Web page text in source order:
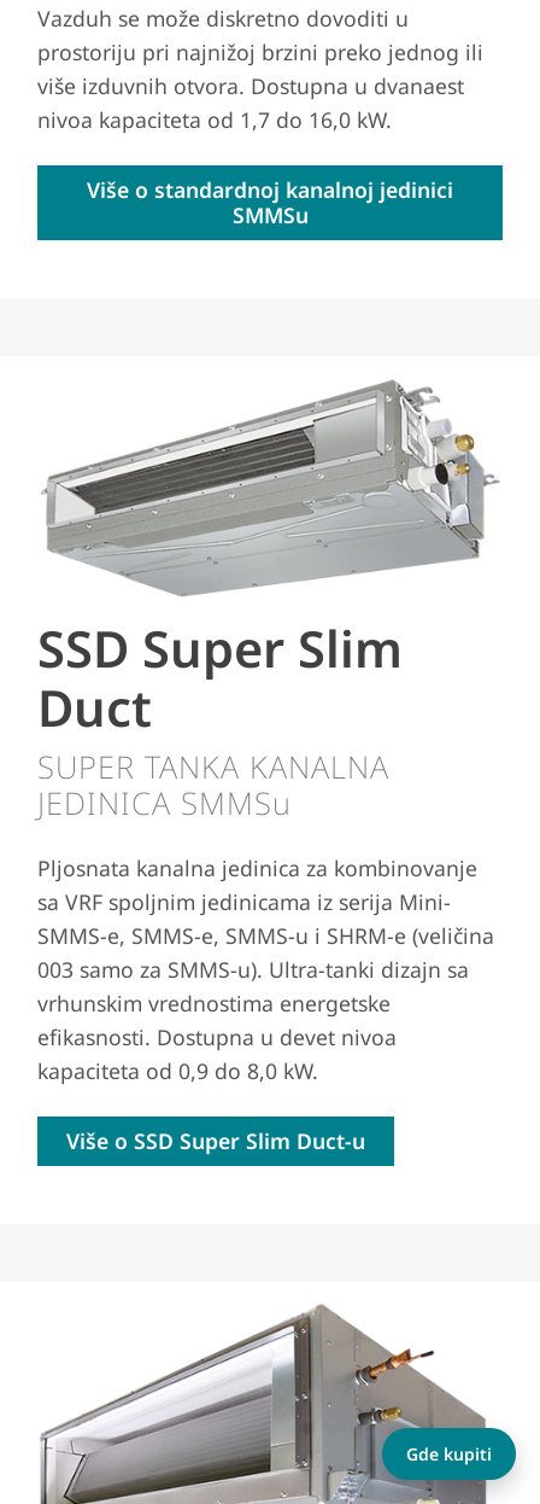
Vazduh se može diskretno dovoditi u
prostoriju pri najnižoj brzini preko jednog ili
više izduvnih otvora. Dostupna u dvanaest
nivoa kapaciteta od 1,7 do 16,0 kW.
Više o standardnoj kanalnoj jedinici
SMMSu
SSD Super Slim
Duct
SUPER TANKA KANALNA
JEDINICA SMMSu
Pljosnata kanalna jedinica za kombinovanje
sa VRF spoljnim jedinicama iz serija Mini-
SMMS-e, SMMS-e, SMMS-u i SHRM-e (veličina
003 samo za SMMS-u). Ultra-tanki dizajn sa
vrhunskim vrednostima energetske
efikasnosti. Dostupna u devet nivoa
kapaciteta od 0,9 do 8,0 kW.
Više o SSD Super Slim Duct-u
Gde kupiti